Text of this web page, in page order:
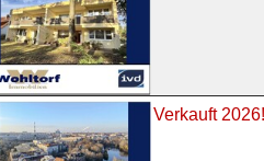
Verkauft 2026!